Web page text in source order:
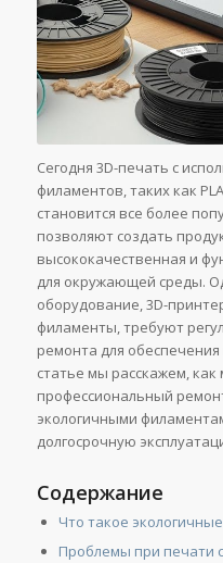
Сегодня 3D-печать с
филаментов, таких как
становится все более
позволяют создать
высококачественная и
для окружающей среды.
оборудование, 3D-
филаменты, требуют
ремонта для
статье мы расскажем,
профессиональный
экологичными
долгосрочную
Содержание
Что такое
Проблемы при печати